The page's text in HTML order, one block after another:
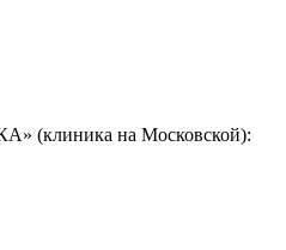
на Московской):